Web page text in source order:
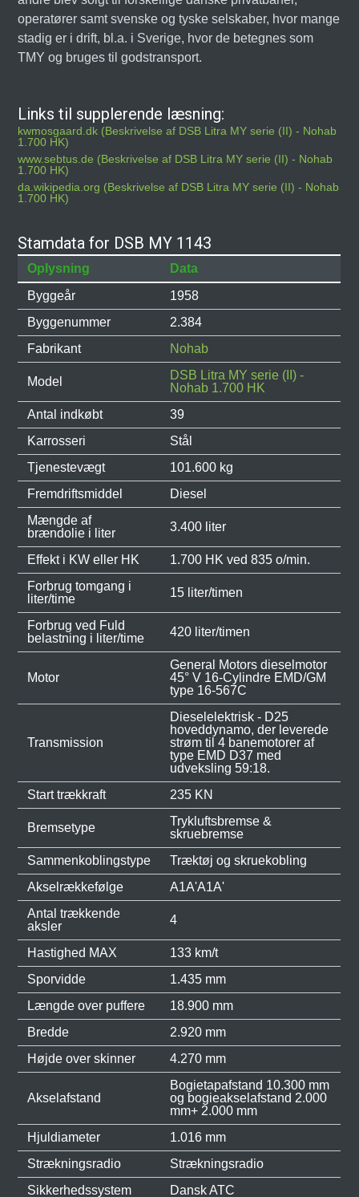
operatører samt svenske og tyske selskaber, hvor mange
stadig er i drift, bl.a. i Sverige, hvor de betegnes som
TMY og bruges til godstransport.
Links til supplerende læsning:
kwmosgaard.dk (Beskrivelse af DSB Litra MY serie (II) - Nohab
1.700 HK)
www.sebtus.de (Beskrivelse af DSB Litra MY serie (II) - Nohab
1.700 HK)
da.wikipedia.org (Beskrivelse af DSB Litra MY serie (II) - Nohab
1.700 HK)
Stamdata for DSB MY 1143
Oplysning
Data
Byggeår
1958
Byggenummer
2.384
Fabrikant
Nohab
Model
DSB Litra MY serie (II) -
Nohab 1.700 HK
Antal indkøbt
39
Karrosseri
Stål
Tjenestevægt
101.600 kg
Fremdriftsmiddel
Diesel
Mængde af
brændolie i liter
3.400 liter
Effekt i KW eller HK
1.700 HK ved 835 o/min.
Forbrug tomgang i
liter/time
15 liter/timen
Forbrug ved Fuld
belastning i liter/time
420 liter/timen
Motor
General Motors dieselmotor
45° V 16-Cylindre EMD/GM
type 16-567C
Transmission
Dieselelektrisk - D25
hoveddynamo, der leverede
strøm til 4 banemotorer af
type EMD D37 med
udveksling 59:18.
Start trækkraft
235 KN
Bremsetype
Trykluftsbremse &
skruebremse
Sammenkoblingstype
Træktøj og skruekobling
Akselrækkefølge
A1A'A1A'
Antal trækkende
aksler
4
Hastighed MAX
133 km/t
Sporvidde
1.435 mm
Længde over puffere
18.900 mm
Bredde
2.920 mm
Højde over skinner
4.270 mm
Akselafstand
Bogietapafstand 10.300 mm
og bogieakselafstand 2.000
mm+ 2.000 mm
Hjuldiameter
1.016 mm
Strækningsradio
Strækningsradio
Sikkerhedssystem
Dansk ATC